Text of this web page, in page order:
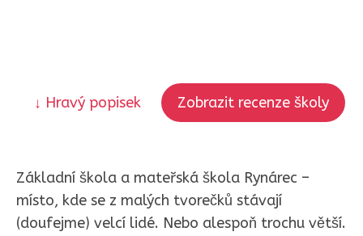
↓ Hravý popisek Zobrazit recenze školy
Základní škola a mateřská škola Rynárec –
místo, kde se z malých tvorečků stávají
(doufejme) velcí lidé. Nebo alespoň trochu větší.